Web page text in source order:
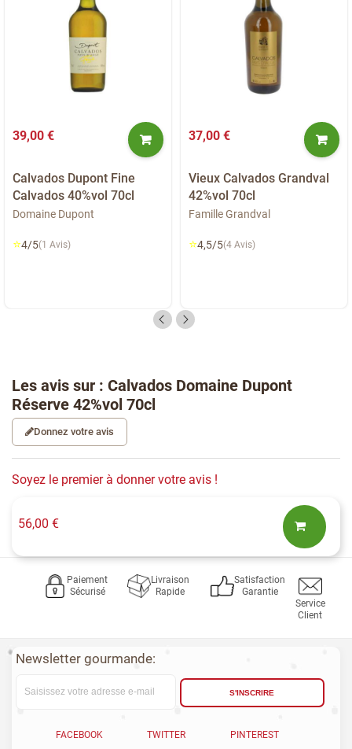
39,00 €
Calvados Dupont Fine
Calvados 40%vol 70cl
Domaine Dupont
⭐4/5(1 Avis)
37,00 €
Vieux Calvados Grandval
42%vol 70cl
Famille Grandval
⭐4,5/5(4 Avis)
Les avis sur : Calvados Domaine Dupont
Réserve 42%vol 70cl
Donnez votre avis
Soyez le premier à donner votre avis !
56,00 €
Paiement
Sécurisé
Livraison
Rapide
Satisfaction
Garantie
Service
Client
Newsletter gourmande:
S'INSCRIRE
FACEBOOK TWITTER PINTEREST